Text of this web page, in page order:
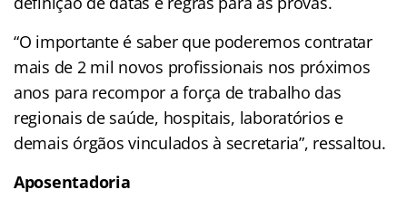
“O importante é saber que poderemos contratar
mais de 2 mil novos profissionais nos próximos
anos para recompor a força de trabalho das
regionais de saúde, hospitais, laboratórios e
demais órgãos vinculados à secretaria”, ressaltou.
Aposentadoria